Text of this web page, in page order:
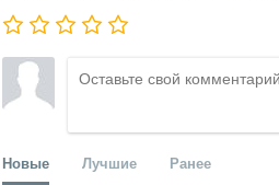
Новые Лучшие Ранее